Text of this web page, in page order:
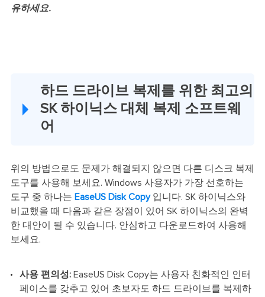
유하세요.
하드 드라이브 복제를 위한 최고의
SK 하이닉스 대체 복제 소프트웨
어
위의 방법으로도 문제가 해결되지 않으면 다른 디스크 복제
도구를 사용해 보세요. Windows 사용자가 가장 선호하는
도구 중 하나는 EaseUS Disk Copy입니다. SK 하이닉스와
비교했을 때 다음과 같은 장점이 있어 SK 하이닉스의 완벽
한 대안이 될 수 있습니다. 안심하고 다운로드하여 사용해
보세요.
사용 편의성:EaseUS Disk Copy는 사용자 친화적인 인터
페이스를 갖추고 있어 초보자도 하드 드라이브를 복제하